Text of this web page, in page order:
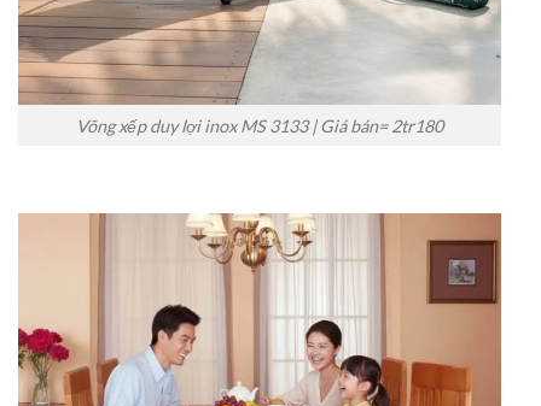
Võng xếp duy lợi inox MS 3133 | Giá bán= 2tr180